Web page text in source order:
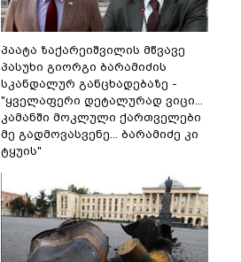
პაატა ზაქარეიშვილის მწვავე
პასუხი გიორგი ბარამიძის
სკანდალურ განცხადებაზე -
"ყველაფერი დეტალურად ვიცი...
კამანში მოკლული ქართველები
მე გადმოვასვენე... ბარამიძე კი
ტყუის"